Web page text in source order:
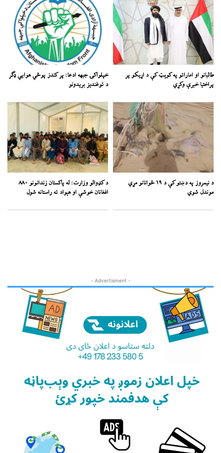
طالبانو او اماراتو په کوېټ کې د اړیکو پر
پراختیا خبرې وکړي
خپلواکۍ جبهه ادعا: پر کندز پوځي هوايي ډګر
د توغندیز بریدونو
د نیمروز په دښتو کې د ۱۹ ځوانانو مړي
موندل شوي
د کډوالو وزارت: له پاکستان زندانونو ۸۸۰
افغانان خوشې او هېواد ته راستانه شول
- Advertisment -